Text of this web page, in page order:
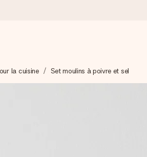
et l’envoyons en un éclair – pour que
la cuisine Set moulins à poivre et sel